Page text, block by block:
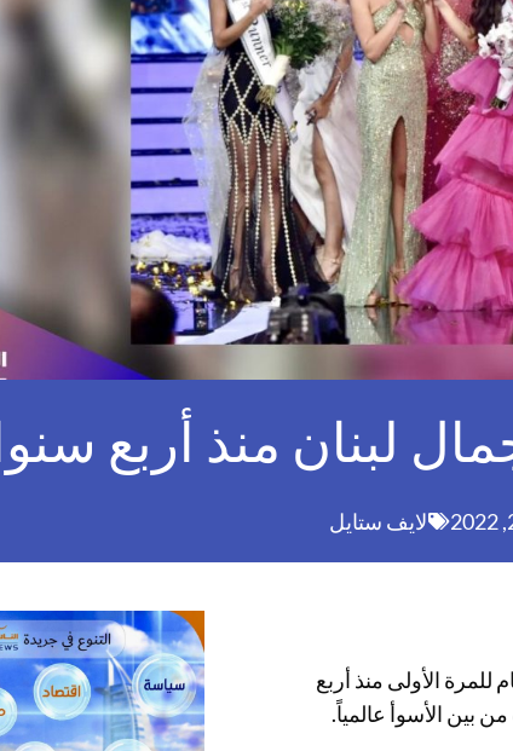
لبنان منذ أربع
لايف ستايل
لبنان للعام 2022، إثر مسابقة تقام للمرة الأولى منذ أربع
بين الأسوأ عالمياً.